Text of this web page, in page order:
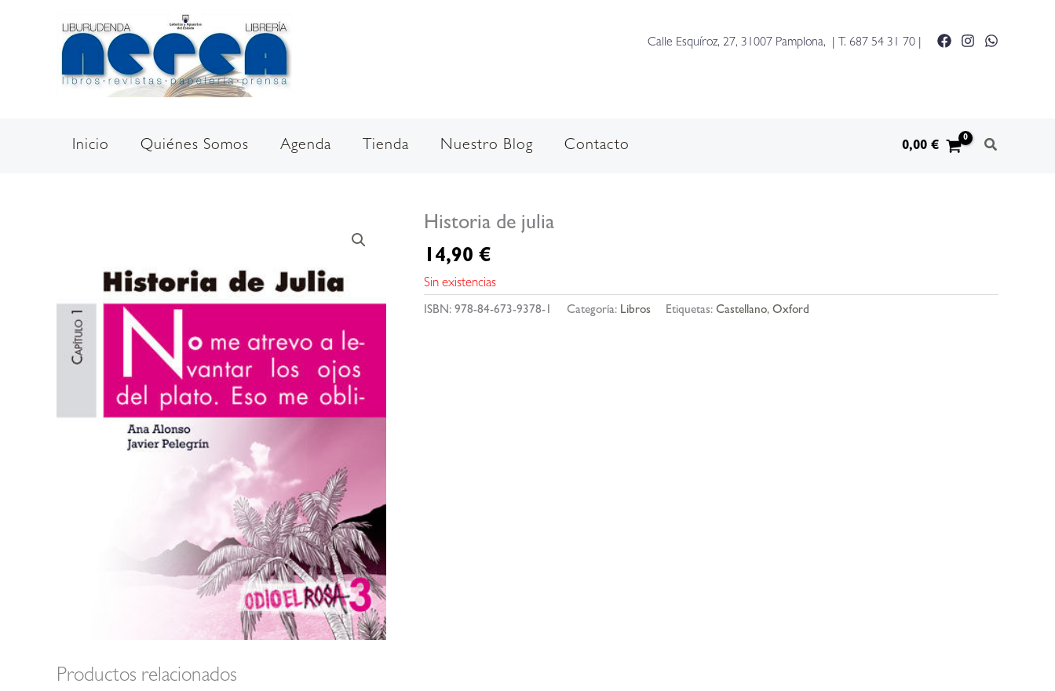
Calle Esquíroz, 27, 31007 Pamplona, | T. 687 54 31 70
Inicio Quiénes Somos Agenda Tienda Nuestro Blog Contacto 0,00€
Historia de julia
14,90 €
Sin existencias
ISBN: 978-84-673-9378-1 Categoría: Libros Etiquetas: Castellano, Oxford
Productos relacionados